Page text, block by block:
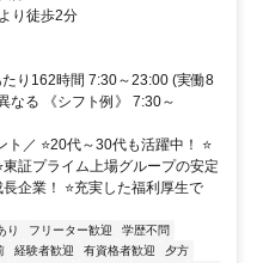
り徒歩2分
り162時間 7:30～23:00 (実働8
なる 《シフト例》 7:30～
／ ⭐20代～30代も活躍中！ ⭐
証プライム上場グループの安定
企業！ ⭐充実した福利厚生で
り フリーター歓迎
学歴不問
経験者歓迎 有資格者歓迎
夕方